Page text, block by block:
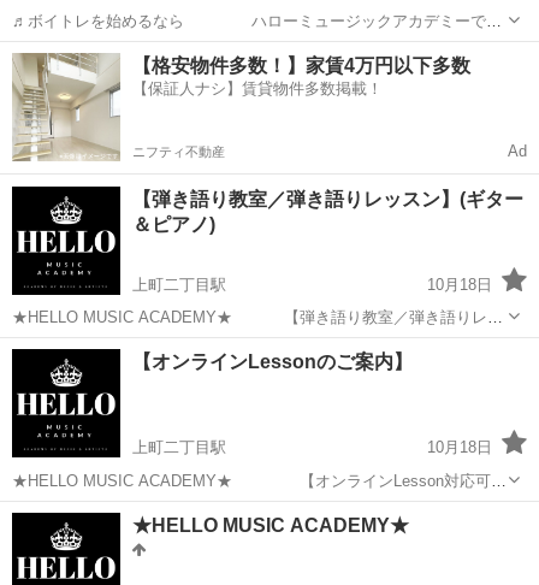
♬ボイトレを始めるなら ハローミュージックアカデミーで♬
★HELLO MUSIC ACADEMY★ 〜歌 心 音 楽
塾〜 【県内No.１】 生徒総数 １２０名...
高知 高知市 上町二丁目駅 カラオケ ボイトレ
【格安物件多数！】家賃4万円以下多数
【保証人ナシ】賃貸物件多数掲載！
ニフティ不動産 Ad
【弾き語り教室／弾き語りレッスン】(ギター
＆ピアノ)
上町二丁目駅
10月18日
★HELLO MUSIC ACADEMY★ 【弾き語り教室／弾き語りレッ
スン】 (ギター＆ピアノ) ■「弾き語り」を教えている
音楽教室って少ないんです。 何故なら「歌が歌えてギターが弾...
高知 高知市 上町二丁目駅 弾き語り
【オンラインLessonのご案内】
上町二丁目駅
10月18日
★HELLO MUSIC ACADEMY★ 【オンラインLesson対応可】
初めてのお客様は、ご不安もあるかと存じます。まずは、ご一報いた
だき詳細のお知らせやご質問など、お話させて頂ければと想います。
ご自宅...
高知 高知市 オンライン
★HELLO MUSIC ACADEMY★